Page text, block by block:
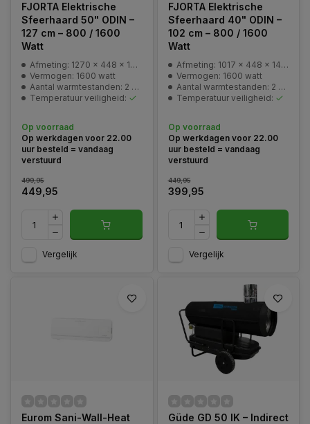
FJORTA Elektrische
Sfeerhaard 50" ODIN –
127 cm – 800 / 1600
Watt
Afmeting: 1270 x 448 x 146 mm
Vermogen: 1600 watt
Aantal warmtestanden: 2 warmtestanden 800 / 1600 watt
Temperatuur veiligheid:
Op voorraad
Op werkdagen voor 22.00
uur besteld = vandaag
verstuurd
499,95
449,95
Vergelijk
FJORTA Elektrische
Sfeerhaard 40" ODIN –
102 cm – 800 / 1600
Watt
Afmeting: 1017 × 448 × 146 mm
Vermogen: 1600 watt
Aantal warmtestanden: 2 warmtestanden 800 / 1600 watt
Temperatuur veiligheid:
Op voorraad
Op werkdagen voor 22.00
uur besteld = vandaag
verstuurd
449,95
399,95
Vergelijk
Eurom Sani-Wall-Heat
Güde GD 50 IK – Indirect